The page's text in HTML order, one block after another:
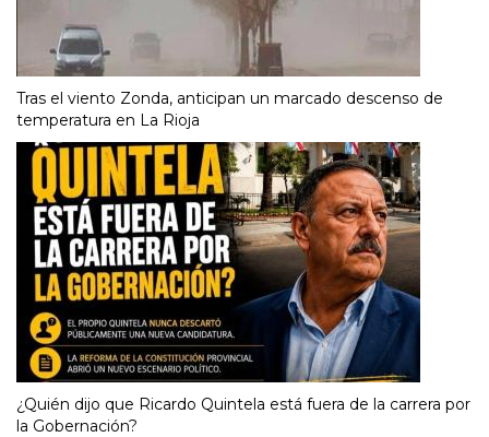
Tras el viento Zonda, anticipan un marcado descenso de
temperatura en La Rioja
¿Quién dijo que Ricardo Quintela está fuera de la carrera por
la Gobernación?